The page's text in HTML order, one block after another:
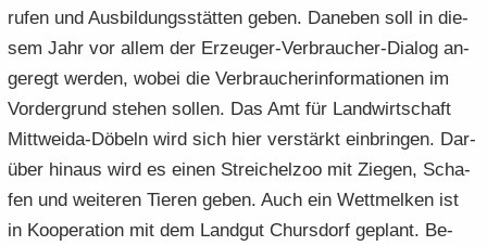
ru­fen und Aus­bil­dungs­stät­ten geben. Da­ne­ben soll in die­
sem Jahr vor allem der Erzeuger-​Verbraucher-Dialog an­
ge­regt wer­den, wobei die Ver­brau­cher­infor­ma­tio­nen im
Vor­der­grund ste­hen sol­len. Das Amt für Land­wirt­schaft
Mittweida-​Döbeln wird sich hier ver­stärkt ein­brin­gen. Dar­
über hin­aus wird es einen Strei­chel­zoo mit Zie­gen, Scha­
fen und wei­te­ren Tie­ren geben. Auch ein Wett­mel­ken ist
in Ko­ope­ra­ti­on mit dem Land­gut Ch­urs­dorf ge­plant. Be­